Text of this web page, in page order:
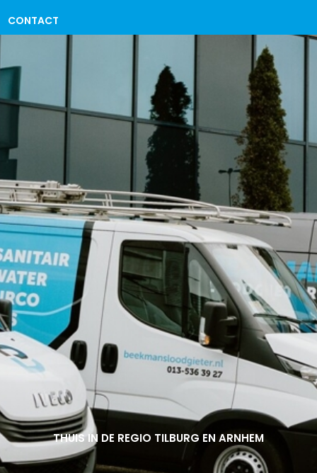
CONTACT
THUIS IN DE REGIO TILBURG EN ARNHEM
THUIS IN DE REGIO TILBURG EN ARNHEM
THUIS IN DE REGIO TILBURG EN ARNHEM